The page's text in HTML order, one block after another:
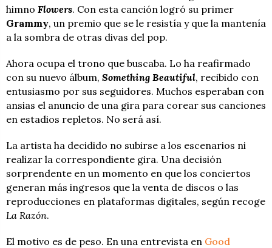
himno Flowers. Con esta canción logró su primer
Grammy, un premio que se le resistía y que la mantenía
a la sombra de otras divas del pop.
Ahora ocupa el trono que buscaba. Lo ha reafirmado
con su nuevo álbum, Something Beautiful, recibido con
entusiasmo por sus seguidores. Muchos esperaban con
ansias el anuncio de una gira para corear sus canciones
en estadios repletos. No será así.
La artista ha decidido no subirse a los escenarios ni
realizar la correspondiente gira. Una decisión
sorprendente en un momento en que los conciertos
generan más ingresos que la venta de discos o las
reproducciones en plataformas digitales, según recoge
La Razón.
El motivo es de peso. En una entrevista en Good